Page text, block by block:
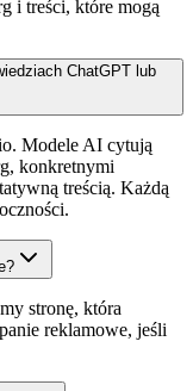
i treści, które mogą
ChatGPT lub
Modele AI cytują
konkretnymi
treścią. Każdą
stronę, która
reklamowe, jeśli